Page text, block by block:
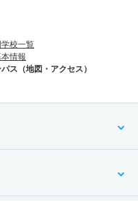
校一覧
情報
ス（地図・アクセス）